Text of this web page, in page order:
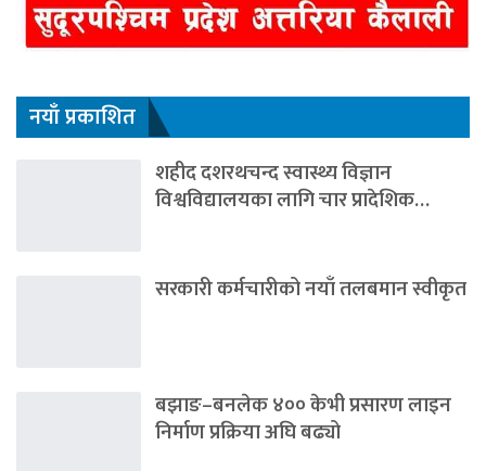
नयाँ प्रकाशित
शहीद दशरथचन्द स्वास्थ्य विज्ञान
विश्वविद्यालयका लागि चार प्रादेशिक…
सरकारी कर्मचारीको नयाँ तलबमान स्वीकृत
बझाङ–बनलेक ४०० केभी प्रसारण लाइन
निर्माण प्रक्रिया अघि बढ्यो